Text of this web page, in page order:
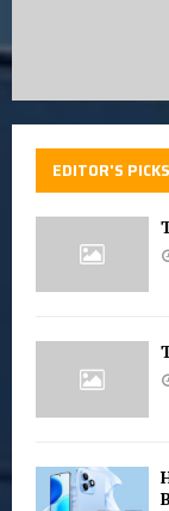
EDITOR'S PICKS